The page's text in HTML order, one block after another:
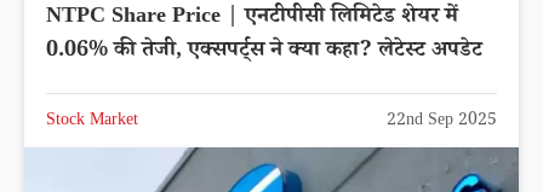
NTPC Share Price | एनटीपीसी लिमिटेड शेयर में
0.06% की तेजी, एक्सपर्ट्स ने क्या कहा? लेटेस्ट अपडेट
Stock Market 22nd Sep 2025